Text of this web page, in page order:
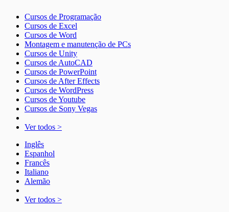
Cursos de Programação
Cursos de Excel
Cursos de Word
Montagem e manutenção de PCs
Cursos de Unity
Cursos de AutoCAD
Cursos de PowerPoint
Cursos de After Effects
Cursos de WordPress
Cursos de Youtube
Cursos de Sony Vegas
Ver todos >
Inglês
Espanhol
Francês
Italiano
Alemão
Ver todos >